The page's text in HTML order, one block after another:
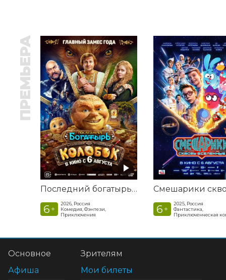
ПРЕМЬЕРА
Последний богатырь. Колобок
6 +
2026, Россия
Комедия, Фэнтези,
Приключения
6 +
2025, Россия
Фантастика,
Приключенческая
Основное
Афиша
Зрителям
Мои билеты